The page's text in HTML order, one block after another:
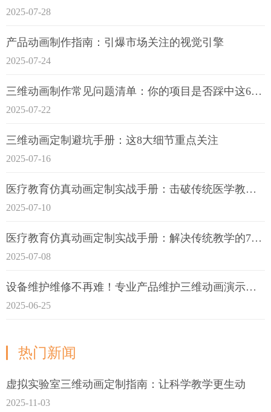
2025-07-28
产品动画制作指南：引爆市场关注的视觉引擎
2025-07-24
三维动画制作常见问题清单：你的项目是否踩中这6大技术雷区？
2025-07-22
三维动画定制避坑手册：这8大细节重点关注
2025-07-16
医疗教育仿真动画定制实战手册：击破传统医学教育7大痛点
2025-07-10
医疗教育仿真动画定制实战手册：解决传统教学的7大痛点
2025-07-08
设备维护维修不再难！专业产品维护三维动画演示定制指南
2025-06-25
热门新闻
虚拟实验室三维动画定制指南：让科学教学更生动
2025-11-03